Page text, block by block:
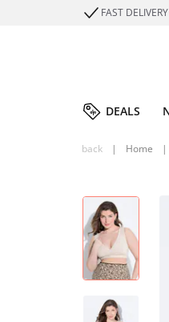
FAST DELIVERY
DEALS
back | Home |